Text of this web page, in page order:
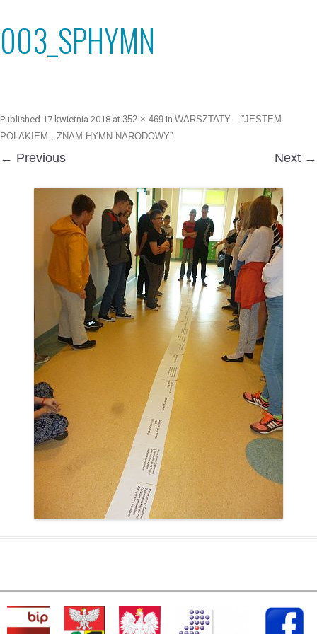
003_SPHYMN
Published 17 kwietnia 2018 at 352 × 469 in WARSZTATY – ”JESTEM
POLAKIEM , ZNAM HYMN NARODOWY”.
← Previous Next →